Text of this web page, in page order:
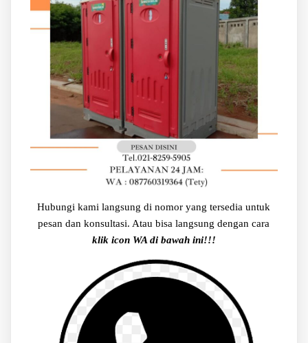
Hubungi kami langsung di nomor yang tersedia untuk
pesan dan konsultasi. Atau bisa langsung dengan cara
klik icon WA di bawah ini!!!